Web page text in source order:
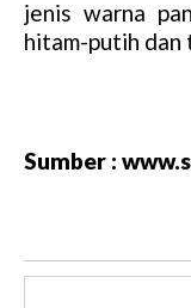
jenis warna
hitam-putih dan
Sumber :